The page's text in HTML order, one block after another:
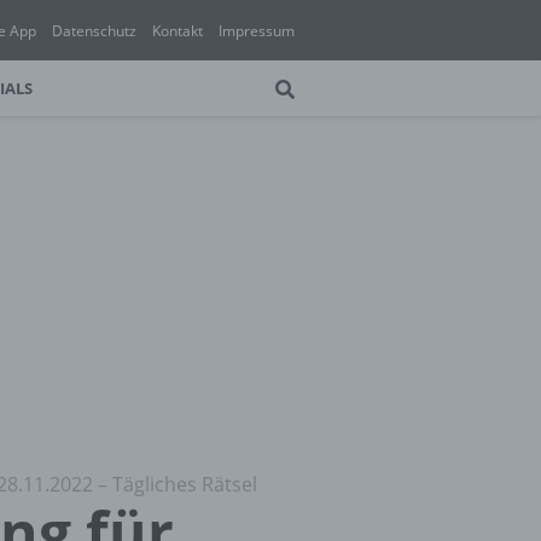
App Datenschutz Kontakt Impressum
– Tägliches Rätsel